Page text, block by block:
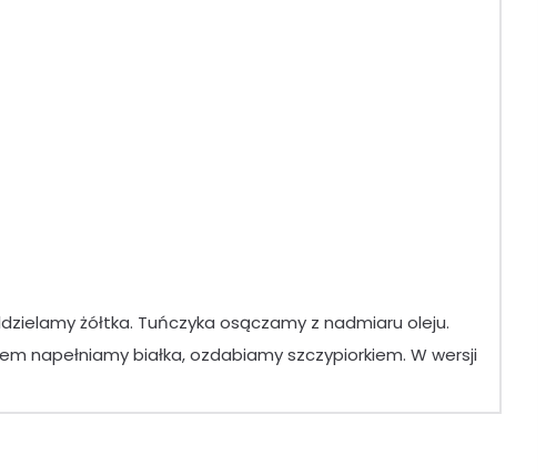
żółtka. Tuńczyka osączamy z nadmiaru oleju.
napełniamy białka, ozdabiamy szczypiorkiem. W wersji